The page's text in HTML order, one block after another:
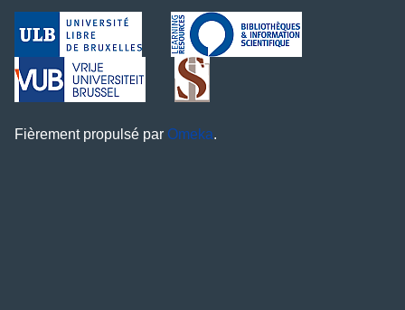
Fièrement propulsé par Omeka.